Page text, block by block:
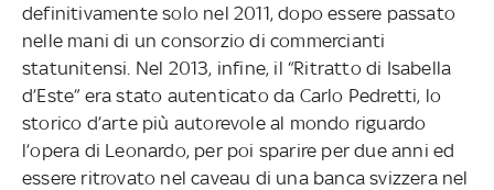
definitivamente solo nel 2011, dopo essere passato
nelle mani di un consorzio di commercianti
statunitensi. Nel 2013, infine, il “Ritratto di Isabella
d’Este” era stato autenticato da Carlo Pedretti, lo
storico d’arte più autorevole al mondo riguardo
l’opera di Leonardo, per poi sparire per due anni ed
essere ritrovato nel caveau di una banca svizzera nel